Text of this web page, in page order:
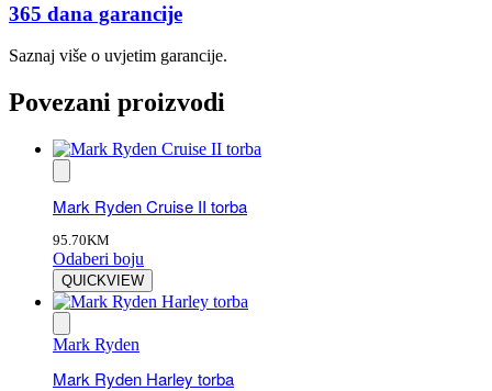
365 dana garancije
Saznaj više o uvjetim garancije.
Povezani proizvodi
Mark Ryden Cruise II torba
95.70KM
Odaberi boju
QUICKVIEW
Mark Ryden
Mark Ryden Harley torba